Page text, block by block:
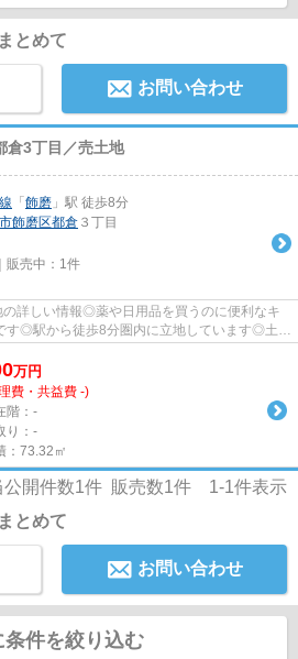
とめて
お問い合わせ
倉3丁目／売土地
「 飾磨 」駅 徒歩8分
飾磨区都倉 ３丁目
販売中： 1件
詳しい情報◎薬や日用品を買うのに便利なキ
す◎駅から徒歩8分圏内に立地しています◎土地
万円
費・共益費 -)
階：-
り：-
：73.32㎡
公開件数1件 販売数1件 1-1件表示
とめて
お問い合わせ
条件を絞り込む